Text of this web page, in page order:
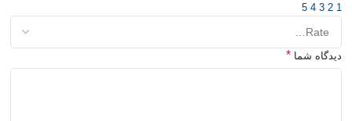
1
2
3
4
5
دیدگاه شما *